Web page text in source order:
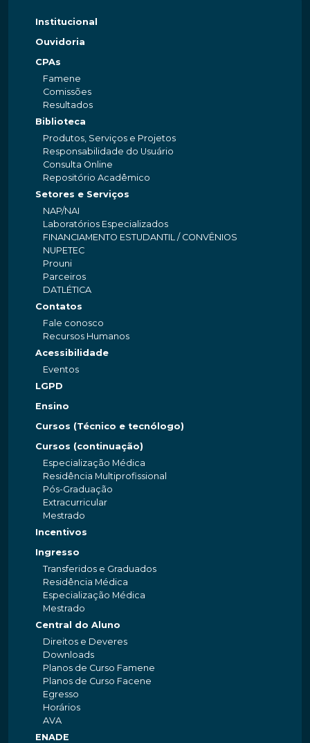
Institucional
Ouvidoria
CPAs
Famene
Comissões
Resultados
Biblioteca
Produtos, Serviços e Projetos
Responsabilidade do Usuário
Consulta Online
Repositório Acadêmico
Setores e Serviços
NAP/NAI
Laboratórios Especializados
FINANCIAMENTO ESTUDANTIL / CONVÊNIOS
NUPETEC
Prouni
Parceiros
DATLÉTICA
Contatos
Fale conosco
Recursos Humanos
Acessibilidade
Eventos
LGPD
Ensino
Cursos (Técnico e tecnólogo)
Cursos (continuação)
Especialização Médica
Residência Multiprofissional
Pós-Graduação
Extracurricular
Mestrado
Incentivos
Ingresso
Transferidos e Graduados
Residência Médica
Especialização Médica
Mestrado
Central do Aluno
Direitos e Deveres
Downloads
Planos de Curso Famene
Planos de Curso Facene
Egresso
Horários
AVA
ENADE